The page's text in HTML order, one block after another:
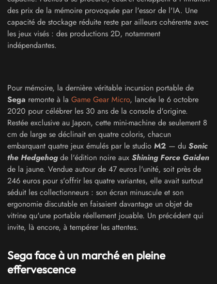
des prix de la mémoire provoquée par l'essor de l'IA. Une
capacité de stockage réduite reste par ailleurs cohérente avec
les jeux visés : des productions 2D, notamment
indépendantes.
Pour mémoire, la dernière véritable incursion portable de
Sega remonte à la Game Gear Micro, lancée le 6 octobre
2020 pour célébrer les 30 ans de la console d'origine.
Restée exclusive au Japon, cette mini-machine de seulement 8
cm de large se déclinait en quatre coloris, chacun
embarquant quatre jeux émulés par le studio M2 — du Sonic
the Hedgehogde l'édition noire aux Shining Force Gaiden
de la jaune. Vendue autour de 47 euros l'unité, soit près de
246 euros pour s'offrir les quatre variantes, elle avait surtout
séduit les collectionneurs : son écran minuscule et son
ergonomie discutable en faisaient davantage un objet de
vitrine qu'une portable réellement jouable. Un précédent qui
invite, là encore, à tempérer les attentes.
Sega face à un marché en pleine
effervescence